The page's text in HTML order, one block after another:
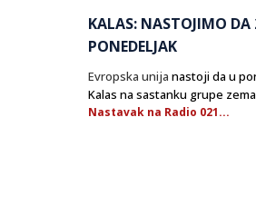
KALAS: NASTOJIMO DA
PONEDELJAK
Evropska unija nastoji da u
Kalas na sastanku grupe
Nastavak na Radio 021...